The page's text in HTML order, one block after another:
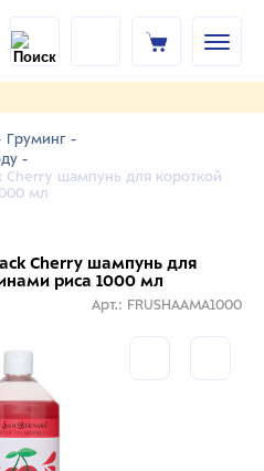
Груминг -
-
Cherry шампунь для короткой
мл
Cherry шампунь для
риса 1000 мл
Арт.: FRUSHAAMA1000